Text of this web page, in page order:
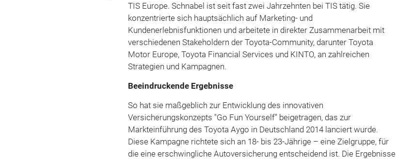
TIS Europe. Schnabel ist seit fast zwei Jahrzehnten bei TIS tätig. Sie
konzentrierte sich hauptsächlich auf Marketing- und
Kundenerlebnisfunktionen und arbeitete in direkter Zusammenarbeit mit
verschiedenen Stakeholdern der Toyota-Community, darunter Toyota
Motor Europe, Toyota Financial Services und KINTO, an zahlreichen
Strategien und Kampagnen.
Beeindruckende Ergebnisse
So hat sie maßgeblich zur Entwicklung des innovativen
Versicherungskonzepts "Go Fun Yourself" beigetragen, das zur
Markteinführung des Toyota Aygo in Deutschland 2014 lanciert wurde.
Diese Kampagne richtete sich an 18- bis 23-Jährige – eine Zielgruppe, für
die eine erschwingliche Autoversicherung entscheidend ist. Die Ergebnisse